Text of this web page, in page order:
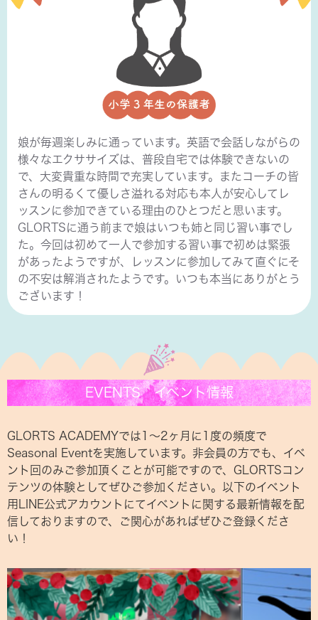
娘が毎週楽しみに通っています。英語で会話しながらの
様々なエクササイズは、普段自宅では体験できないの
で、大変貴重な時間で充実しています。またコーチの皆
さんの明るくて優しさ溢れる対応も本人が安心してレ
ッスンに参加できている理由のひとつだと思います。
GLORTSに通う前まで娘はいつも姉と同じ習い事でし
た。今回は初めて一人で参加する習い事で初めは緊張
があったようですが、レッスンに参加してみて直ぐにそ
の不安は解消されたようです。いつも本当にありがとう
ございます！
EVENTS イベント情報
GLORTS ACADEMYでは1〜2ヶ月に1度の頻度で
Seasonal Eventを実施しています。非会員の方でも、イベ
ント回のみご参加頂くことが可能ですので、GLORTSコン
テンツの体験としてぜひご参加ください。以下のイベント
用LINE公式アカウントにてイベントに関する最新情報を配
信しておりますので、ご関心があればぜひご登録くださ
い！